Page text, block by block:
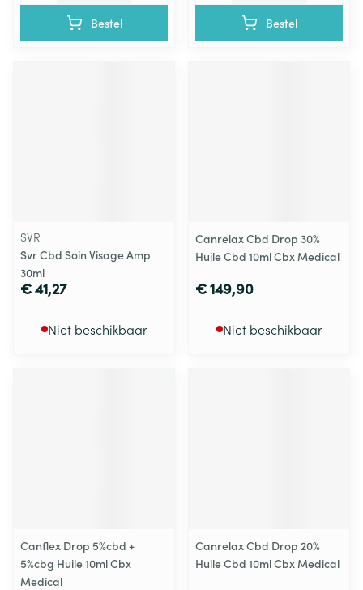
Bestel Bestel
SVR
Svr Cbd Soin Visage Amp
30ml
€ 41,27
Niet beschikbaar
Canrelax Cbd Drop 30%
Huile Cbd 10ml Cbx Medical
€ 149,90
Niet beschikbaar
Canflex Drop 5%cbd +
5%cbg Huile 10ml Cbx
Medical
Canrelax Cbd Drop 20%
Huile Cbd 10ml Cbx Medical